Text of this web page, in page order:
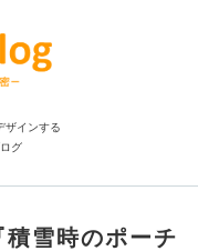
ザインする
グ
積雪時のポーチ